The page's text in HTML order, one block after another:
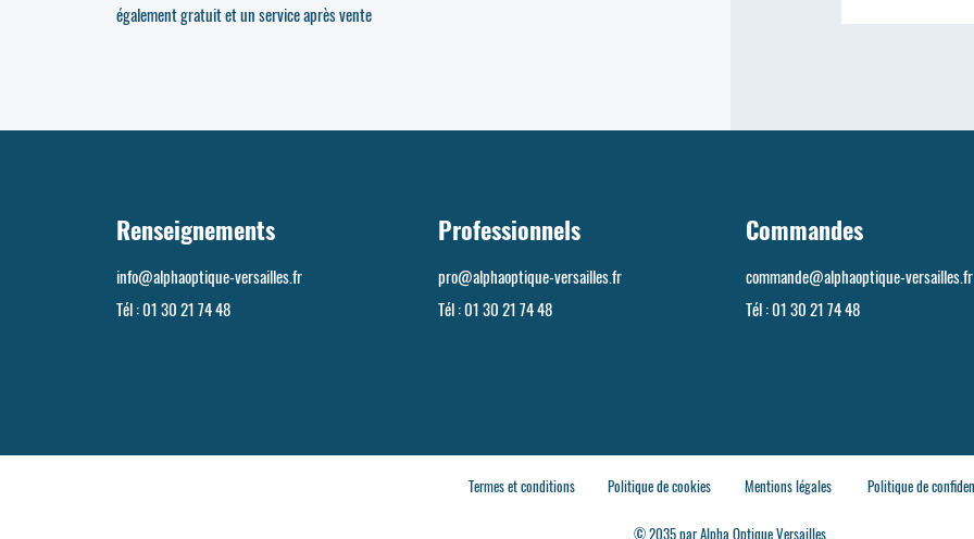
également gratuit et un service après vente
Renseignements
info@alphaoptique-versailles.fr
Tél :01 30 21 74 48
Professionnels
pro@alphaoptique-versailles.fr
Tél :01 30 21 74 48
Commandes
commande@alphaoptique-versailles.fr
Tél :01 30 21 74 48
Termes et conditions Politique de cookies Mentions légales Politique de
© 2035 par Alpha Optique Versailles.